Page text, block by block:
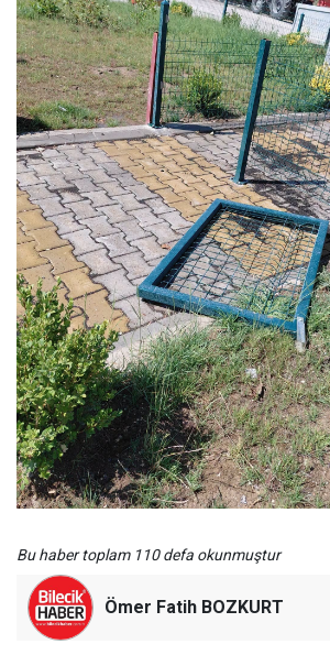
Bu haber toplam 110 defa okunmuştur
Ömer Fatih BOZKURT